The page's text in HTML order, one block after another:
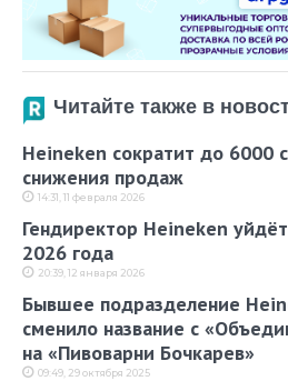
Читайте также в
Heineken сократит до 6000
снижения продаж
14:31, 11 февраля 2026
Гендиректор Heineken
2026 года
20:39, 12 января 2026
Бывшее подразделение
сменило название с
на «Пивоварни Бочкарев»
09:49, 29 октября 2025